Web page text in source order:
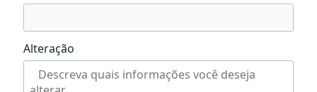
Alteração